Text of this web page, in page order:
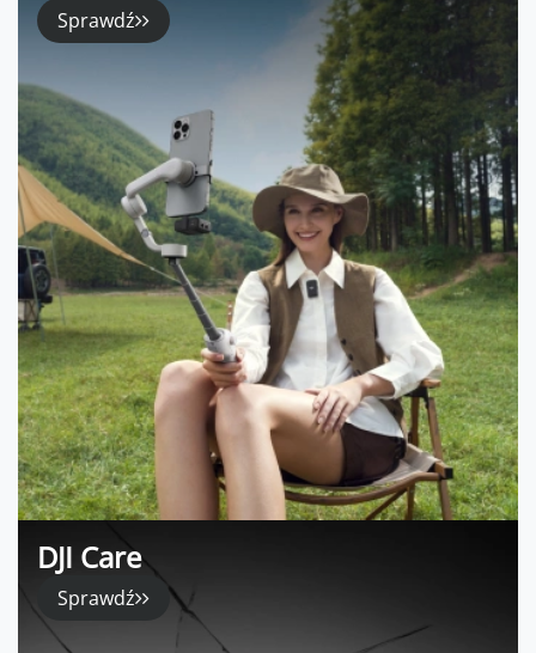
Sprawdź
DJI Care
Sprawdź